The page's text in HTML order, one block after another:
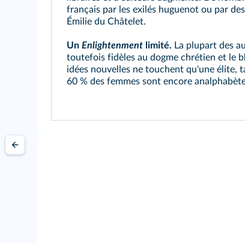
français par les exilés huguenot ou par
Émilie du Châtelet.
Un Enlightenment limité. La plupart des
toutefois fidèles au dogme chrétien et le
idées nouvelles ne touchent qu'une élite,
60 % des femmes sont encore